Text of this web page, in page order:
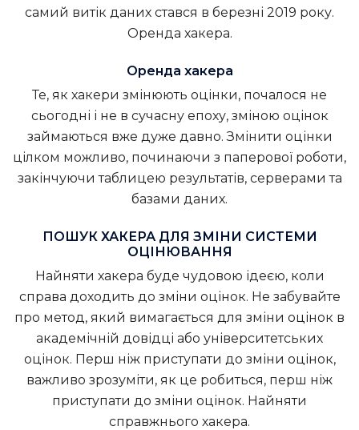
Оренда хакера.
Оренда хакера
Те, як хакери змінюють оцінки, почалося не
сьогодні і не в сучасну епоху, зміною оцінок
займаються вже дуже давно. Змінити оцінки
цілком можливо, починаючи з паперової роботи,
закінчуючи таблицею результатів, серверами та
базами даних.
ПОШУК ХАКЕРА ДЛЯ ЗМІНИ СИСТЕМИ
ОЦІНЮВАННЯ
Найняти хакера буде чудовою ідеєю, коли
справа доходить до зміни оцінок. Не забувайте
про метод, який вимагається для зміни оцінок в
академічній довідці або університетських
оцінок. Перш ніж приступати до зміни оцінок,
важливо зрозуміти, як це робиться, перш ніж
приступати до зміни оцінок. Найняти
справжнього хакера.